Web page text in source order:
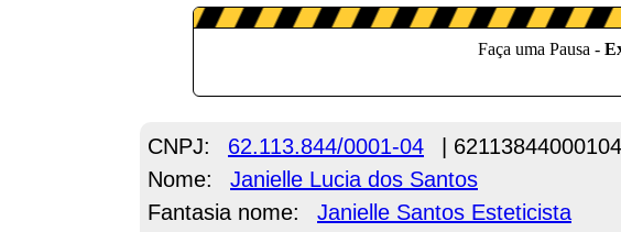
CNPJ: 62.113.844/0001-04
|
Nome:
Janielle Lucia dos Santos
Fantasia nome:
Janielle Santos Esteticista